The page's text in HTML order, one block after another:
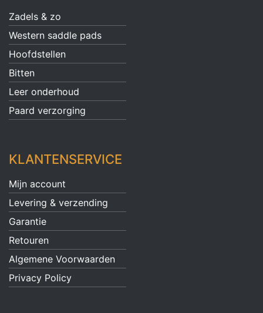
Zadels & zo
Western saddle pads
Hoofdstellen
Bitten
Leer onderhoud
Paard verzorging
KLANTENSERVICE
Mijn account
Levering & verzending
Garantie
Retouren
Algemene Voorwaarden
Privacy Policy